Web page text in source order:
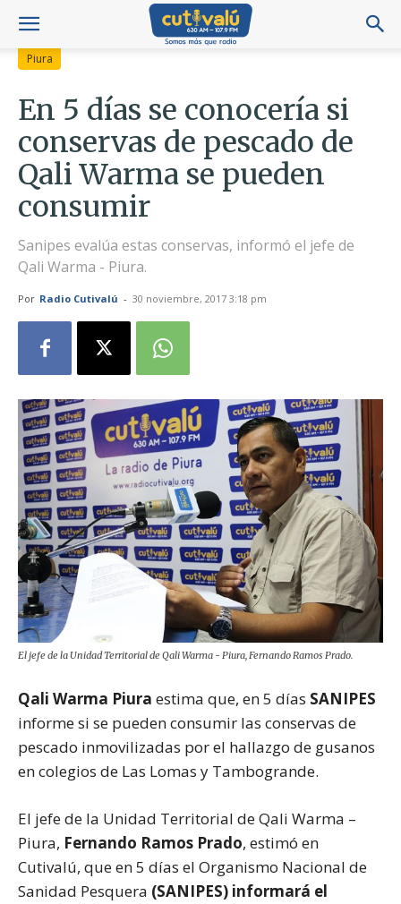
Piura
En 5 días se conocería si
conservas de pescado de
Qali Warma se pueden
consumir
Sanipes evalúa estas conservas, informó el jefe de
Qali Warma - Piura.
Por Radio Cutivalú - 30 noviembre, 2017 3:18 pm
El jefe de la Unidad Territorial de Qali Warma - Piura, Fernando Ramos Prado.
Qali Warma Piura estima que, en 5 días SANIPES
informe si se pueden consumir las conservas de
pescado inmovilizadas por el hallazgo de gusanos
en colegios de Las Lomas y Tambogrande.
El jefe de la Unidad Territorial de Qali Warma –
Piura, Fernando Ramos Prado, estimó en
Cutivalú, que en 5 días el Organismo Nacional de
Sanidad Pesquera (SANIPES) informará el